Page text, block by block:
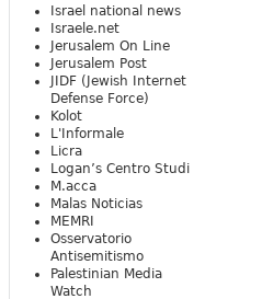
Israel national news
Israele.net
Jerusalem On Line
Jerusalem Post
JIDF (Jewish Internet
Defense Force)
Kolot
L'Informale
Licra
Logan’s Centro Studi
M.acca
Malas Noticias
MEMRI
Osservatorio
Antisemitismo
Palestinian Media
Watch